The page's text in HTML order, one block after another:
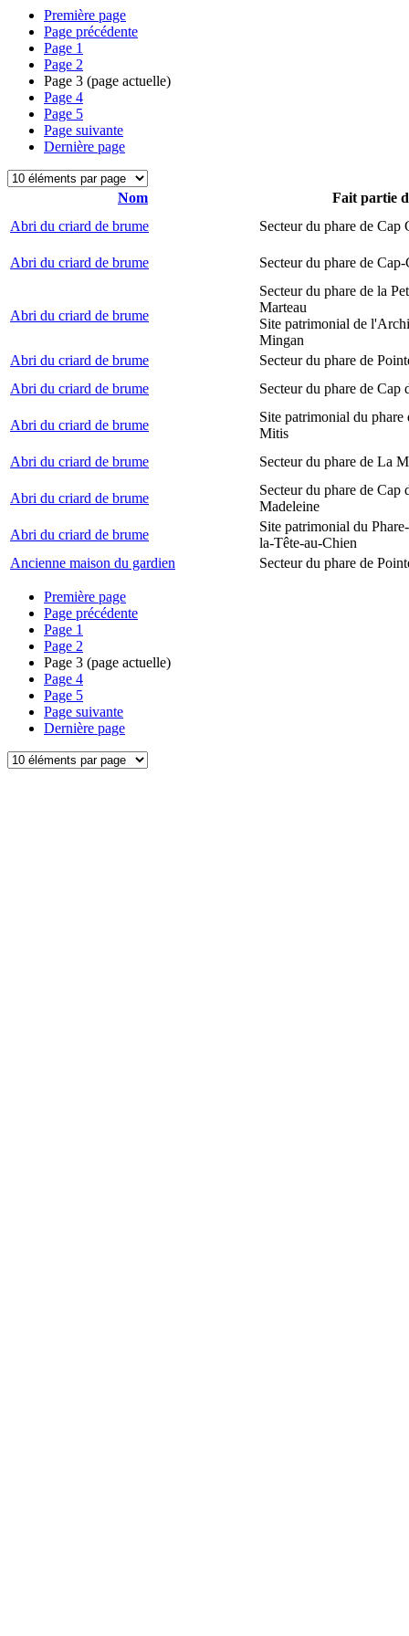
Première page
Page précédente
Page 1
Page 2
Page 3 (page actuelle)
Page 4
Page 5
Page suivante
Dernière page
Nom
Fait partie
Abri du criard de brume
Secteur du phare de Cap
Abri du criard de brume Secteur du phare de Cap-
Abri du criard de brume
Secteur du phare de la
Marteau
Site patrimonial de
Mingan
Abri du criard de brume
Secteur du phare de
Abri du criard de brume
Secteur du phare de Cap
Abri du criard de brume
Site patrimonial du phare
Mitis
Abri du criard de brume
Secteur du phare de La
Abri du criard de brume
Secteur du phare de Cap
Madeleine
Abri du criard de brume
Site patrimonial du
la-Tête-au-Chien
Ancienne maison du gardien
Secteur du phare de
Première page
Page précédente
Page 1
Page 2
Page 3 (page actuelle)
Page 4
Page 5
Page suivante
Dernière page